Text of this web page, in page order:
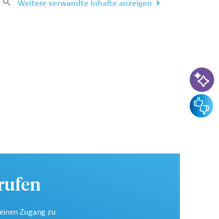
Weitere verwandte Inhalte anzeigen
Zugang zu
KI-